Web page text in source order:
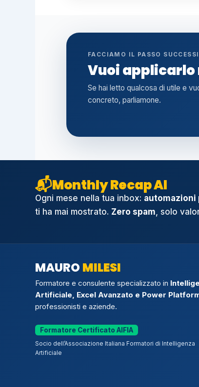
FACCIAMO IL PASSO
Vuoi applicarlo
Se hai letto qualcosa di utile e
concreto, parliamone.
📬Monthly Recap AI
Ogni mese nella tua inbox:
ti ha mai mostrato. Zero spam, solo
MAURO MILESI
Formatore e consulente specializzato in
Artificiale, Excel Avanzato e Power
professionisti e aziende.
Formatore Certificato AIFIA
Socio dell’Associazione Italiana Formatori di Intelligenza
Artificiale